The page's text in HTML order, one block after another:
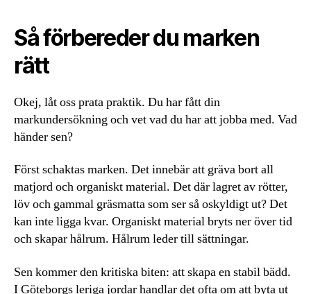
Så förbereder du marken
rätt
Okej, låt oss prata praktik. Du har fått din
markundersökning och vet vad du har att jobba med. Vad
händer sen?
Först schaktas marken. Det innebär att gräva bort all
matjord och organiskt material. Det där lagret av rötter,
löv och gammal gräsmatta som ser så oskyldigt ut? Det
kan inte ligga kvar. Organiskt material bryts ner över tid
och skapar hålrum. Hålrum leder till sättningar.
Sen kommer den kritiska biten: att skapa en stabil bädd.
I Göteborgs leriga jordar handlar det ofta om att byta ut